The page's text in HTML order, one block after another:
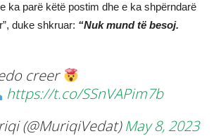
ka parë këtë postim dhe e ka shpërndarë
duke shkruar: “Nuk mund të besoj.
creer
https://t.co/SSnVAPim7b
(@MuriqiVedat)May 8, 2023